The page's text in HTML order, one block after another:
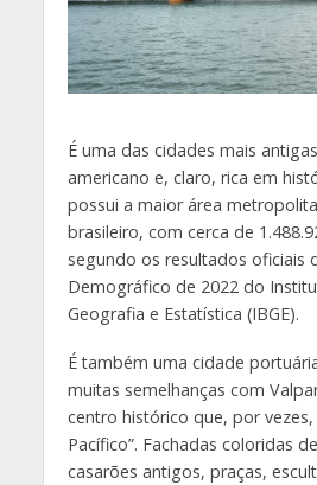
É uma das cidades mais
americano e, claro, rica em
possui a maior área
brasileiro, com cerca de
segundo os resultados oficiais
Demográfico de 2022 do
Geografia e Estatística (IBGE).
É também uma cidade
muitas semelhanças com
centro histórico que, por vezes,
Pacífico”. Fachadas coloridas
casarões antigos, praças,